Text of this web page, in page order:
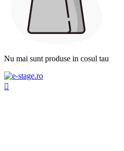
Nu mai sunt produse in cosul tau
